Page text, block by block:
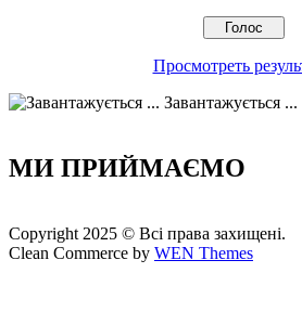
Просмотреть
Завантажується ...
МИ ПРИЙМАЄМО
Copyright 2025 © Всі права захищені.
Clean Commerce by WEN Themes